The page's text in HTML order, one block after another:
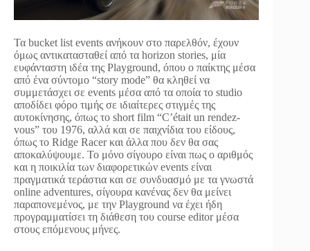
Τα bucket list events ανήκουν στο παρελθόν, έχουν
όμως αντικατασταθεί από τα horizon stories, μία
ευφάνταστη ιδέα της Playground, όπου ο παίκτης μέσα
από ένα σύντομο “story mode” θα κληθεί να
συμμετάσχει σε events μέσα από τα οποία το studio
αποδίδει φόρο τιμής σε ιδιαίτερες στιγμές της
αυτοκίνησης, όπως το short film “C’était un rendez-
vous” του 1976, αλλά και σε παιχνίδια του είδους,
όπως το Ridge Racer και άλλα που δεν θα σας
αποκαλύψουμε. Το μόνο σίγουρο είναι πως ο αριθμός
και η ποικιλία των διαφορετικών events είναι
πραγματικά τεράστια και σε συνδυασμό με τα γνωστά
online adventures, σίγουρα κανένας δεν θα μείνει
παραπονεμένος, με την Playground να έχει ήδη
προγραμματίσει τη διάθεση του course editor μέσα
στους επόμενους μήνες.